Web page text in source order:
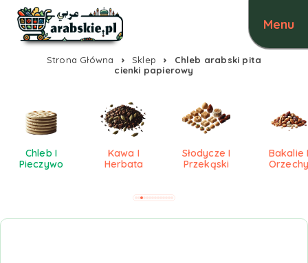
Strona Główna Sklep
Chleb arabski pita
cienki papierowy
Chleb I
Pieczywo
Kawa I
Herbata
Słodycze I
Przekąski
Bakalie I
Orzechy